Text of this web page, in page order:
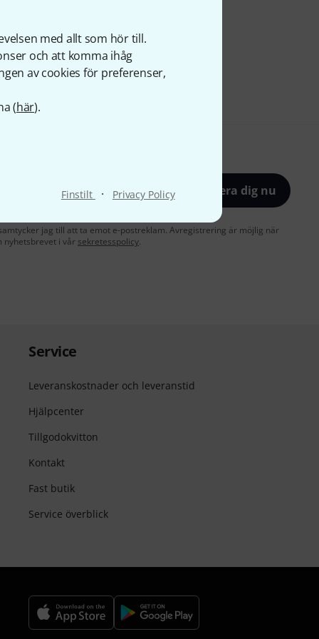
med allt som hör till.
och att komma ihåg
av cookies för preferenser,
(här).
Finstilt · Privacy Policy Registrera dig nu
jag till att ta emot e-postreklam. Avregistrering är möjlig när
nyhetsbrevet i vår sekretesspolicy.
Service
Leveranskostnader och leveranstid
Hjälpcenter
Tillgodokvitton
Kontakt
Fast butik
Service överblick